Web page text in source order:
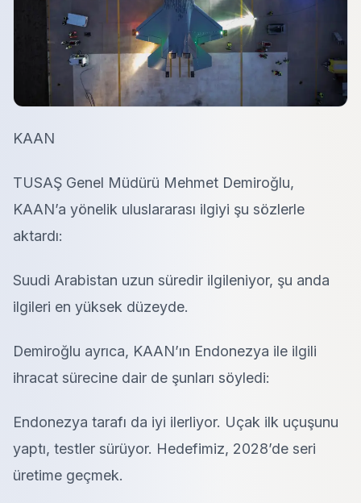
KAAN
TUSAŞ Genel Müdürü Mehmet Demiroğlu,
KAAN’a yönelik uluslararası ilgiyi şu sözlerle
aktardı:
Suudi Arabistan uzun süredir ilgileniyor, şu anda
ilgileri en yüksek düzeyde.
Demiroğlu ayrıca, KAAN’ın Endonezya ile ilgili
ihracat sürecine dair de şunları söyledi:
Endonezya tarafı da iyi ilerliyor. Uçak ilk uçuşunu
yaptı, testler sürüyor. Hedefimiz, 2028’de seri
üretime geçmek.